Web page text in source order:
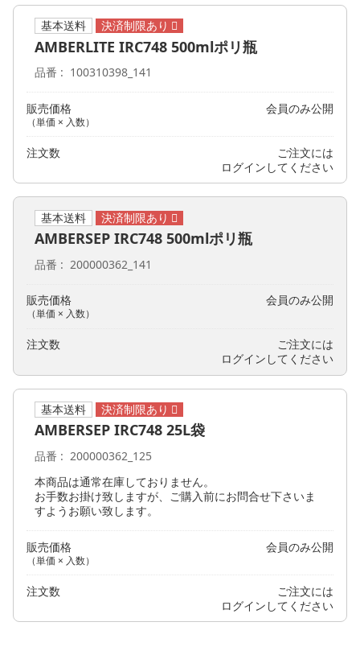
基本送料
AMBERLITE IRC748 500mlポリ瓶
品番 100310398_141
販売価格
（単価 × 入数）
会員のみ公開
注文数
ご注文には
ログイン してください
基本送料
AMBERSEP IRC748 500mlポリ瓶
品番 200000362_141
販売価格
（単価 × 入数）
会員のみ公開
注文数
ご注文には
ログイン してください
基本送料
AMBERSEP IRC748 25L袋
品番
200000362_125
本商品は通常在庫しておりません。
お手数お掛け致しますが、ご購入前にお問合せ下さいま
すようお願い致します。
販売価格
（単価 × 入数）
会員のみ公開
注文数
ご注文には
ログイン してください